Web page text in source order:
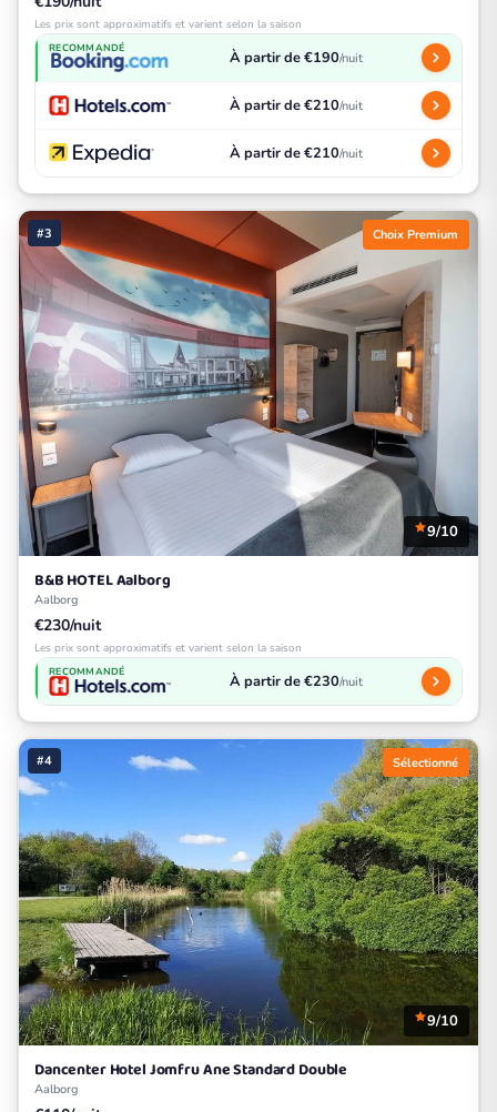
Les prix sont approximatifs et varient selon la saison
RECOMMANDÉ À partir de €190/nuit
À partir de €210/nuit
À partir de €210/nuit
#3 Choix Premium
9/10
B&B HOTEL Aalborg
Aalborg
€230/nuit
Les prix sont approximatifs et varient selon la saison
RECOMMANDÉ À partir de €230/nuit
#4 Sélectionné
9/10
Dancenter Hotel Jomfru Ane Standard Double
Aalborg